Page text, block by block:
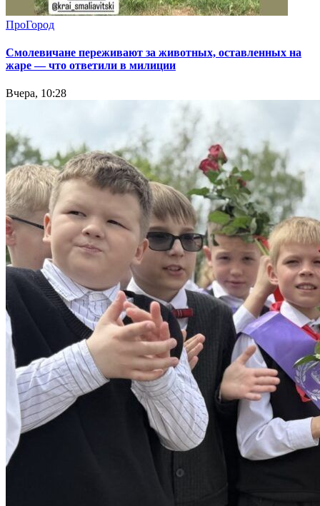
ПроГород
Смолевичане переживают за животных, оставленных на
жаре — что ответили в милиции
Вчера, 10:28